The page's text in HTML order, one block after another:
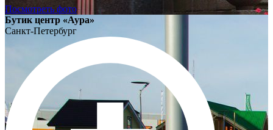
Посмотреть фото
Бутик центр «Аура»
Санкт-Петербург